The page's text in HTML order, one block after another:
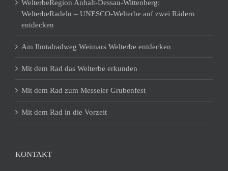
WelterbeRegion Anhalt-Dessau-Wittenberg:
WelterbeRadeln – UNESCO-Welterbe auf zwei Rädern
entdecken
Am Ilmtalradweg Weimars Welterbe entdecken
Mit dem Rad das Welterbe erkunden
Mit dem Rad zum Messeler Grubenfest
Mit dem Rad in die Vorzeit
KONTAKT